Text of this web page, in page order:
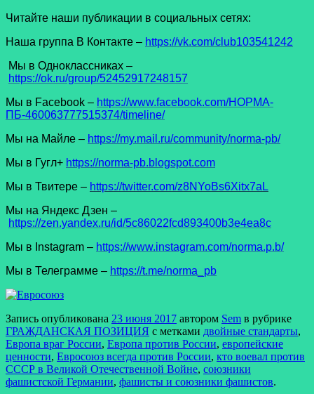
Читайте наши публикации в социальных сетях:
Наша группа В Контакте – https://vk.com/club103541242
Мы в Одноклассниках –
https://ok.ru/group/52452917248157
Мы в Facеbook – https://www.facebook.com/НОРМА-
ПБ-460063777515374/timeline/
Мы на Майле – https://my.mail.ru/community/norma-pb/
Мы в Гугл+ https://norma-pb.blogspot.com
Мы в Твитере – https://twitter.com/z8NYoBs6Xitx7aL
Мы на Яндекс Дзен –
https://zen.yandex.ru/id/5c86022fcd893400b3e4ea8c
Мы в Instagram – https://www.instagram.com/norma.p.b/
Мы в Телеграмме – https://t.me/norma_pb
Запись опубликована 23 июня 2017 автором Sem в рубрике
ГРАЖДАНСКАЯ ПОЗИЦИЯ с метками двойные стандарты,
Европа враг России, Европа против России, европейские
ценности, Евросоюз всегда против России, кто воевал против
СССР в Великой Отечественной Войне, союзники
фашистской Германии, фашисты и союзники фашистов.